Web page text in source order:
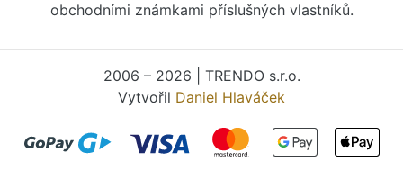
obchodními známkami příslušných vlastníků.
2006 – 2026 | TRENDO s.r.o.
Vytvořil Daniel Hlaváček